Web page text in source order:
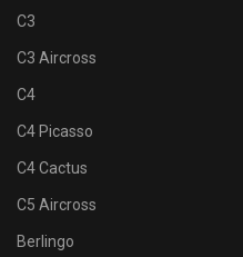
C3
C3 Aircross
C4
C4 Picasso
C4 Cactus
C5 Aircross
Berlingo